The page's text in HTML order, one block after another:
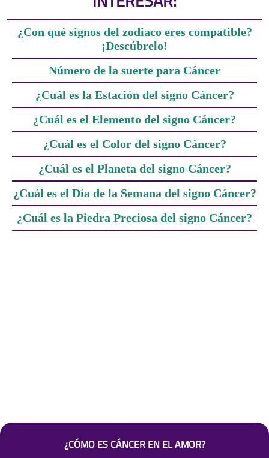
¿Con qué signos del zodiaco eres compatible?
¡Descúbrelo!
Número de la suerte para Cáncer
¿Cuál es la Estación del signo Cáncer?
¿Cuál es el Elemento del signo Cáncer?
¿Cuál es el Color del signo Cáncer?
¿Cuál es el Planeta del signo Cáncer?
¿Cuál es el Día de la Semana del signo Cáncer?
¿Cuál es la Piedra Preciosa del signo Cáncer?
¿CÓMO ES CÁNCER EN EL AMOR?